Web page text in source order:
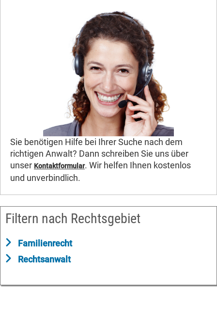
Sie benötigen Hilfe bei Ihrer Suche nach dem
richtigen Anwalt? Dann schreiben Sie uns über
unser Kontaktformular. Wir helfen Ihnen kostenlos
und unverbindlich.
Filtern nach Rechtsgebiet
Familienrecht
Rechtsanwalt